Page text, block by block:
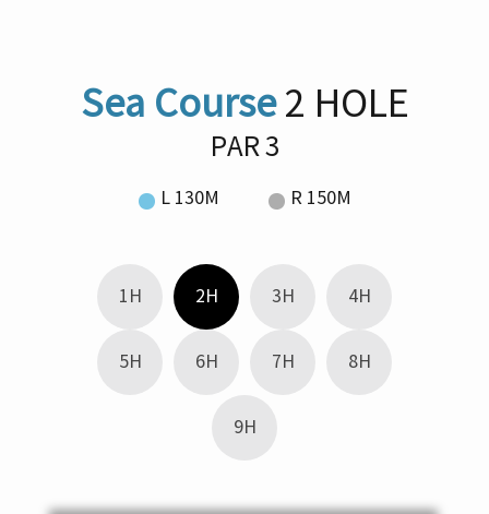
Sea Course2 HOLE
PAR 3
L 130M R 150M
1H 2H 3H 4H
5H 6H 7H 8H
9H